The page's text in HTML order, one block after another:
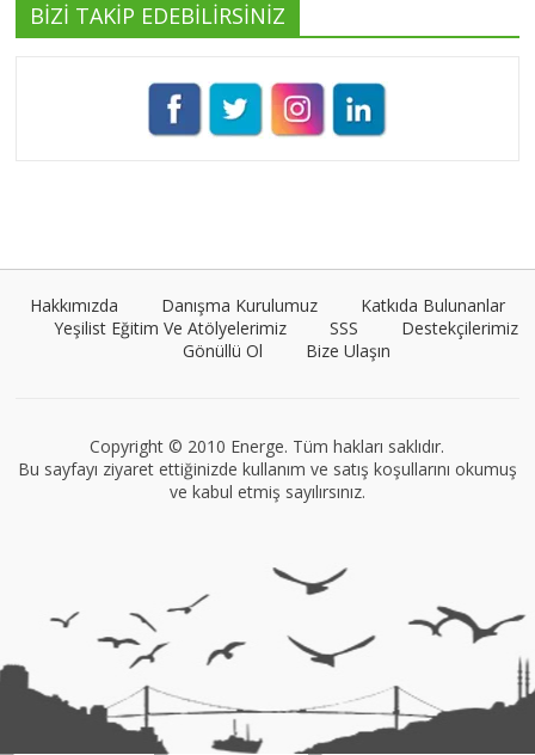
Tüm yazıları görüntüle
Naz Kural
Tüm yazıları görüntüle
BİZİ TAKİP EDEBİLİRSİNİZ
Hakkımızda Danışma Kurulumuz
Katkıda Bulunanlar
Yeşilist Eğitim Ve Atölyelerimiz
SSS
Destekçilerimiz
Gönüllü Ol
Bize Ulaşın
Copyright © 2010 Energe. Tüm hakları saklıdır.
Bu sayfayı ziyaret ettiğinizde kullanım ve satış koşullarını okumuş
ve kabul etmiş sayılırsınız.